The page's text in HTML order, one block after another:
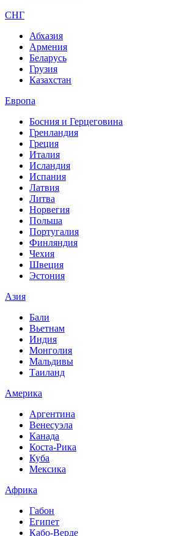
СНГ
Абхазия
Армения
Беларусь
Грузия
Казахстан
Европа
Босния и Герцеговина
Гренландия
Греция
Италия
Исландия
Испания
Латвия
Литва
Норвегия
Польша
Португалия
Финляндия
Чехия
Швеция
Эстония
Азия
Бали
Вьетнам
Индия
Монголия
Мальдивы
Таиланд
Америка
Аргентина
Венесуэла
Канада
Коста-Рика
Куба
Мексика
Африка
Габон
Египет
Кабо-Верде